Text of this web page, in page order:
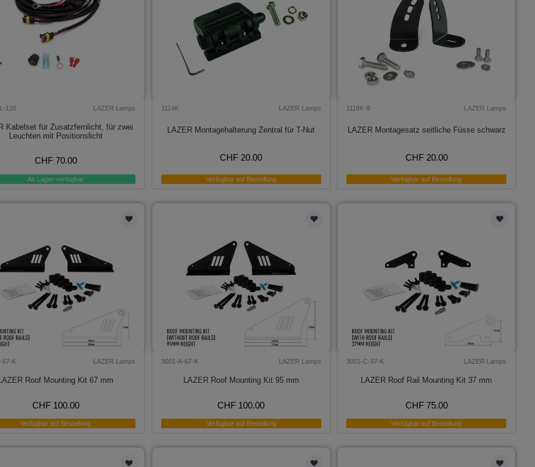
120 LAZER Lamps
Kabelset für Zusatzfernlicht, für zwei
Leuchten mit Positionslicht
CHF 70.00
Ab Lager verfügbar
1114K LAZER Lamps
LAZER Montagehalterung Zentral für T-Nut
CHF 20.00
Verfügbar auf Bestellung
1118K-B LAZER Lamps
LAZER Montagesatz seitliche Füsse schwarz
CHF 20.00
Verfügbar auf Bestellung
67-K LAZER Lamps
LAZER Roof Mounting Kit 67 mm
CHF 100.00
Verfügbar auf Bestellung
3001-A-67-K LAZER Lamps
LAZER Roof Mounting Kit 95 mm
CHF 100.00
Verfügbar auf Bestellung
3001-C-37-K LAZER Lamps
LAZER Roof Rail Mounting Kit 37 mm
CHF 75.00
Verfügbar auf Bestellung